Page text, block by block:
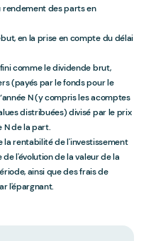
des parts en
en la prise en compte du délai
comme le dividende brut,
(payés par le fonds pour le
N (y compris les acomptes
distribuées) divisé par le prix
N de la part.
la rentabilité de l'investissement
l'évolution de la valeur de la
ainsi que des frais de
l'épargnant.